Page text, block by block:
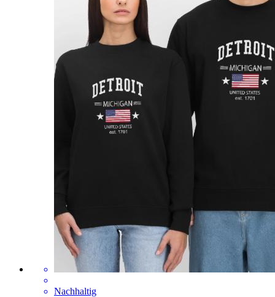
Nachhaltig